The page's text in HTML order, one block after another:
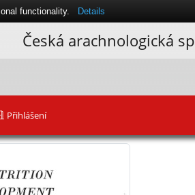
Česká arachnologická
Přihlášení
functionality. Details